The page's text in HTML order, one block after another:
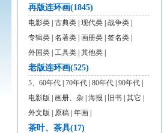
再版连环画(1845)
电影类 古典类 现代类 战争类
专辑类 名著类 画册类 签名类
外国类 工具类 其他类
老版连环画(525)
5、60年代 70年代 80年代 90年代
电影版
画册、杂 海报 旧书 其它
外文版
原稿 年画
茶叶、茶具(17)